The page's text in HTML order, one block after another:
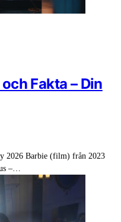
Fakta – Din
2026 Barbie (film) från 2023
–…